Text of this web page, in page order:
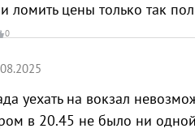
ломить цены только так
0
уехать на вокзал
в 20.45 не было ни